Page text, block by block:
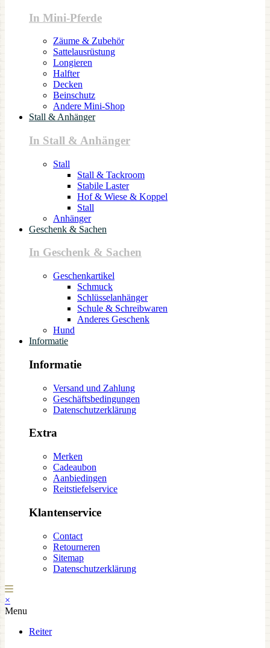
In Mini-Pferde
Zäume & Zubehör
Sattelausrüstung
Longieren
Halfter
Decken
Beinschutz
Andere Mini-Shop
Stall & Anhänger
In Stall & Anhänger
Stall
Stall & Tackroom
Stabile Laster
Hof & Wiese & Koppel
Stall
Anhänger
Geschenk & Sachen
In Geschenk & Sachen
Geschenkartikel
Schmuck
Schlüsselanhänger
Schule & Schreibwaren
Anderes Geschenk
Hund
Informatie
Informatie
Versand und Zahlung
Geschäftsbedingungen
Datenschutzerklärung
Extra
Merken
Cadeaubon
Aanbiedingen
Reitstiefelservice
Klantenservice
Contact
Retourneren
Sitemap
Datenschutzerklärung
×
Menu
Reiter